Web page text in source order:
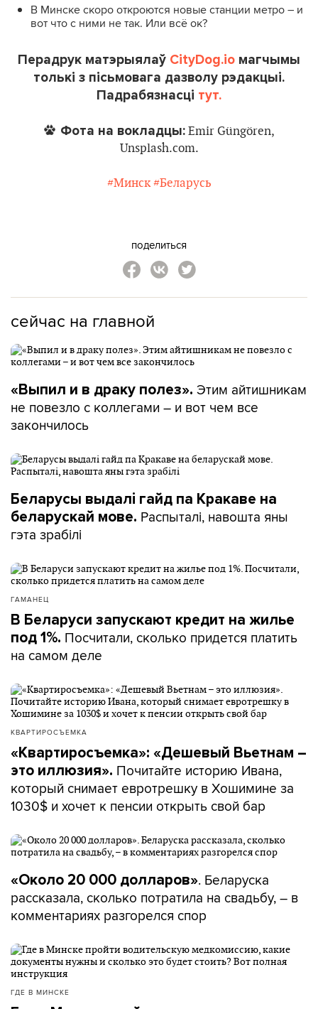
В Минске скоро откроются новые станции метро – и
вот что с ними не так. Или всё ок?
Перадрук матэрыялаў CityDog.io магчымы
толькі з пісьмовага дазволу рэдакцыі.
Падрабязнасці тут.
Фота на вокладцы:Emir Güngören,
Unsplash.com.
#Минск #Беларусь
поделиться
сейчас на главной
«Выпил и в драку полез». Этим айтишникам
не повезло с коллегами – и вот чем все
закончилось
Беларусы выдалі гайд па Кракаве на
беларускай мове. Распыталі, навошта яны
гэта зрабілі
ГАМАНЕЦ
В Беларуси запускают кредит на жилье
под 1%. Посчитали, сколько придется платить
на самом деле
КВАРТИРОСЪЕМКА
«Квартиросъемка»: «Дешевый Вьетнам –
это иллюзия». Почитайте историю Ивана,
который снимает евротрешку в Хошимине за
1030$ и хочет к пенсии открыть свой бар
«Около 20 000 долларов». Беларуска
рассказала, сколько потратила на свадьбу, – в
комментариях разгорелся спор
ГДЕ В МИНСКЕ